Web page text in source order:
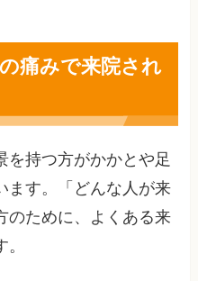
痛みで来院され
を持つ方がかかとや足
ます。「どんな人が来
のために、よくある来